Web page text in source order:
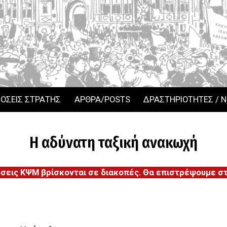
ΣΤΡΑΤΗΣ ΑΡΘΡΑ/POSTS ΔΡΑΣΤΗΡΙΟΤΗΤΕΣ /
Η αδύνατη ταξική ανακωχή
ΚΨΜ βρίσκονται σε διακοπές. Θα επιστρέψουμε